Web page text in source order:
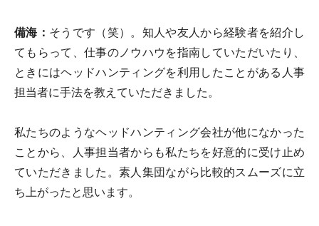
備海： そうです（笑）。知人や友人から経験者を紹介し
てもらって、仕事のノウハウを指南していただいたり、
ときにはヘッドハンティングを利用したことがある人事
担当者に手法を教えていただきました。
私たちのようなヘッドハンティング会社が他になかった
ことから、人事担当者からも私たちを好意的に受け止め
ていただきました。素人集団ながら比較的スムーズに立
ち上がったと思います。